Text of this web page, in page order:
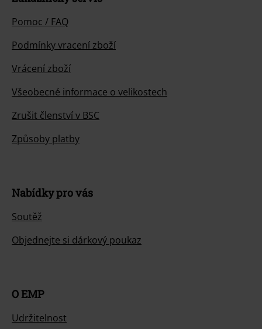
Pomoc / FAQ
Podmínky vracení zboží
Vrácení zboží
Všeobecné informace o velikostech
Zrušit členství v BSC
Způsoby platby
Nabídky pro vás
Soutěž
Objednejte si dárkový poukaz
O EMP
Udržitelnost